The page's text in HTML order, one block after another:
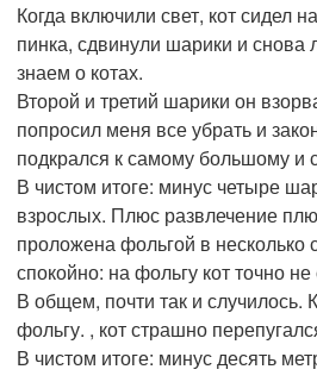
Когда включили свет, кот сидел
пинка, сдвинули шарики и
знаем о котах.
Второй и третий шарики он
попросил меня все убрать и
подкрался к самому большому и
В чистом итоге: минус четыре
взрослых. Плюс развлечение
проложена фольгой в
спокойно: на фольгу кот точно не
В общем, почти так и
фольгу. , кот страшно
В чистом итоге: минус десять